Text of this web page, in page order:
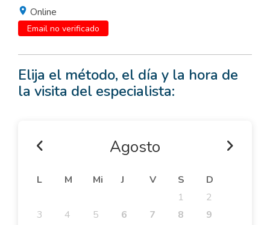
Online
Email no verificado
Elija el método, el día y la hora de
la visita del especialista:
Agosto
L M Mi J V S
D
1
2
3
4 5 6 7 8
9